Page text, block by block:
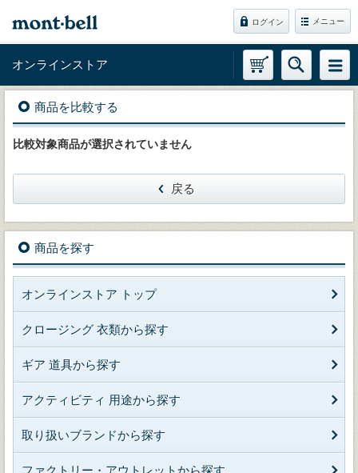
ログイン メニュー
オンラインストア
商品を比較する
比較対象商品が選択されていません
戻る
商品を探す
オンラインストア トップ
クロージング 衣類から探す
ギア 道具から探す
アクティビティ 用途から探す
取り扱いブランドから探す
ファクトリー・アウトレットから探す